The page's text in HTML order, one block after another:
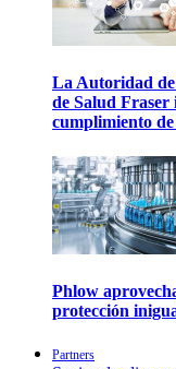
La Autoridad
de Salud Fraser
cumplimiento
Phlow
protección
Partners